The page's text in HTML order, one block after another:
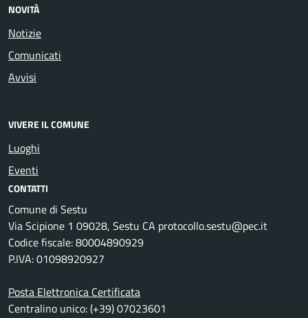
NOVITÀ
Notizie
Comunicati
Avvisi
VIVERE IL COMUNE
Luoghi
Eventi
CONTATTI
Comune di Sestu
Via Scipione 1 09028, Sestu CA protocollo.sestu@pec.it
Codice fiscale: 80004890929
P.IVA: 01098920927
Posta Elettronica Certificata
Centralino unico: (+39) 07023601